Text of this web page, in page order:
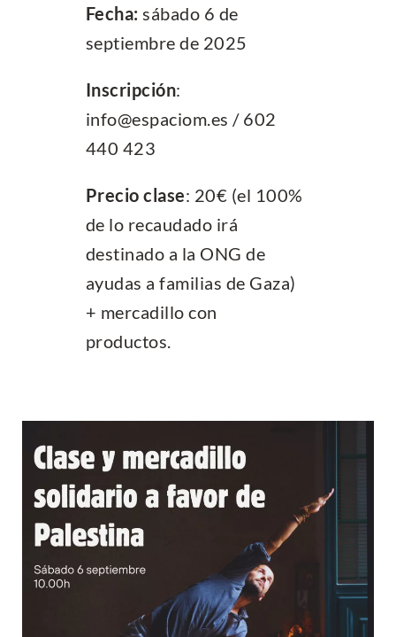
Fecha:sábado 6 de
septiembre de 2025
Inscripción:
info@espaciom.es / 602
440 423
Precio clase: 20€ (el 100%
de lo recaudado irá
destinado a la ONG de
ayudas a familias de Gaza)
+ mercadillo con
productos.